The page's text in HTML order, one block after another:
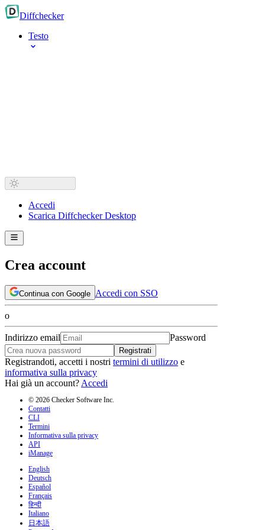
Diffchecker
Testo
Accedi
Scarica Diffchecker Desktop
Crea account
Continua con Google Accedi con SSO
o
Indirizzo email Password
Registrati
Registrandoti, accetti i nostri termini di utilizzo e
informativa sulla privacy
Hai già un account? Accedi
© 2026 Checker Software Inc.
Contatti
CLI
Termini
Informativa sulla privacy
API
iManage
English
Deutsch
Español
Français
हिन्दी
Italiano
日本語